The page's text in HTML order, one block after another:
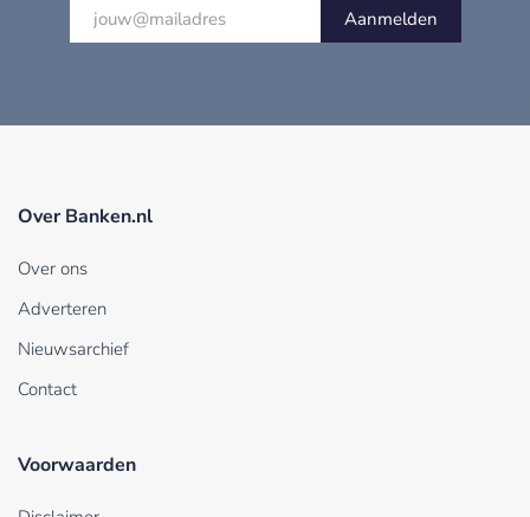
Aanmelden
Over Banken.nl
Over ons
Adverteren
Nieuwsarchief
Contact
Voorwaarden